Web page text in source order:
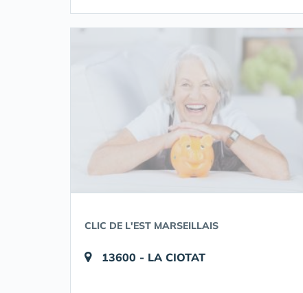
CLIC DE L'EST MARSEILLAIS
13600 - LA CIOTAT